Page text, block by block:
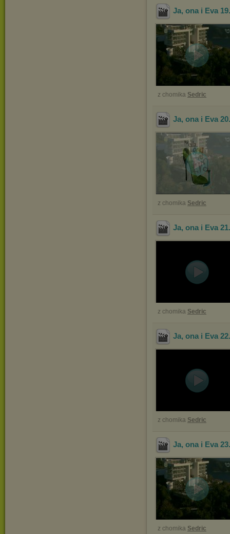
Ja, ona i Eva 19
z chomika Sedric
Ja, ona i Eva 20
z chomika Sedric
Ja, ona i Eva 21
z chomika Sedric
Ja, ona i Eva 22
z chomika Sedric
Ja, ona i Eva 23
z chomika Sedric